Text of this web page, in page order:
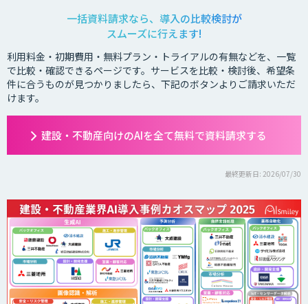
一括資料請求なら、導入の比較検討が
スムーズに行えます!
利用料金・初期費用・無料プラン・トライアルの有無などを、一覧
で比較・確認できるページです。サービスを比較・検討後、希望条
件に合うものが見つかりましたら、下記のボタンよりご請求いただ
けます。
建設・不動産向けのAIを全て無料で資料請求する
最終更新日: 2026/07/30